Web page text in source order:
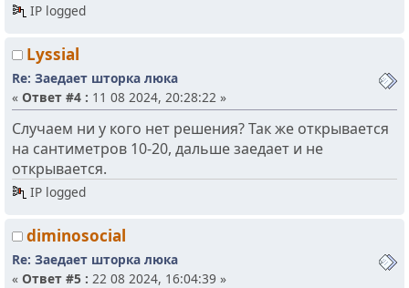
IP logged
Lyssial
Re: Заедает шторка люка
« Ответ #4 : 11 08 2024, 20:28:22 »
Случаем ни у кого нет решения? Так же открывается
на сантиметров 10-20, дальше заедает и не
открывается.
IP logged
diminosocial
Re: Заедает шторка люка
« Ответ #5 : 22 08 2024, 16:04:39 »